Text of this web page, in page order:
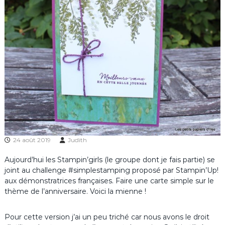
24 août 2019 Judith
Aujourd’hui les Stampin’girls (le groupe dont je fais partie) se
joint au challenge #simplestamping proposé par Stampin’Up!
aux démonstratrices françaises. Faire une carte simple sur le
thème de l’anniversaire. Voici la mienne !
Pour cette version j’ai un peu triché car nous avons le droit